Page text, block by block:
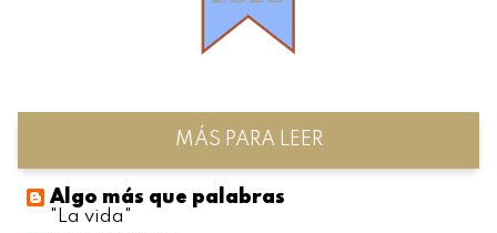
MÁS PARA LEER
Algo más que palabras
"La vida"